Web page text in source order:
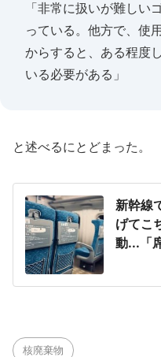
「非常に扱いが難しい
っている。他方で、使
からすると、ある程度
いる必要がある」
と述べるにとどまった。
新幹線
げてこ
動...「
核廃棄物